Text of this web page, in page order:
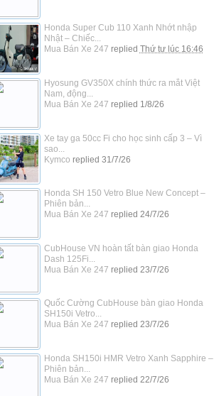
Honda Super Cub 110 Xanh Nhớt nhập
Nhật – Chiếc...
Mua Bán Xe 247 replied Thứ tư lúc 16:46
Hyosung GV350X chính thức ra mắt Việt
Nam, động...
Mua Bán Xe 247 replied 1/8/26
Xe tay ga 50cc Fi cho học sinh cấp 3 – Vì
sao...
Kymco replied 31/7/26
Honda SH 150 Vetro Blue New Concept –
Phiên bản...
Mua Bán Xe 247 replied 24/7/26
CubHouse VN hoàn tất bàn giao Honda
Dash 125Fi...
Mua Bán Xe 247 replied 23/7/26
Quốc Cường CubHouse bàn giao Honda
SH150i Vetro...
Mua Bán Xe 247 replied 23/7/26
Honda SH150i HMR Vetro Xanh Sapphire –
Phiên bản...
Mua Bán Xe 247 replied 22/7/26